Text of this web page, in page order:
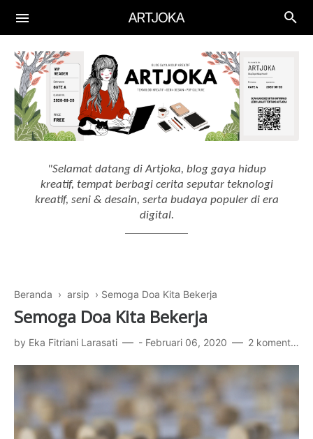
Aplikasi
Aplikasi Keuangan
Aplikasi Edukasi
Aplikasi Menggambar
Gadget
Smartphone
Drawing Tablet
Artificial Intelligence
AI Workflow
"Selamat datang di Artjoka, blog gaya hidup
kreatif, tempat berbagi cerita seputar teknologi
kreatif, seni & desain, serta budaya populer di era
digital.
Beranda › arsip › Semoga Doa Kita Bekerja
Semoga Doa Kita Bekerja
by Eka Fitriani Larasati - Februari 06, 2020 2 komentar